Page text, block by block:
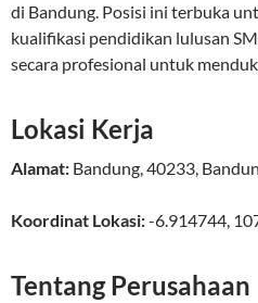
di Bandung. Posisi ini terbuka
kualifikasi pendidikan lulusan
secara profesional untuk
Lokasi Kerja
Alamat: Bandung,40233,
Koordinat Lokasi:-6.914744,
Tentang Perusahaan